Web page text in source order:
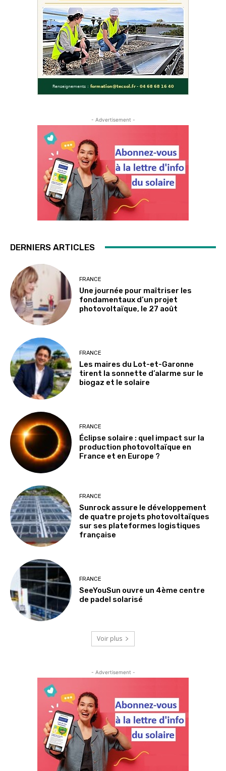
- Advertisement -
DERNIERS ARTICLES
FRANCE
Une journée pour maîtriser les
fondamentaux d’un projet
photovoltaïque, le 27 août
FRANCE
Les maires du Lot-et-Garonne
tirent la sonnette d’alarme sur le
biogaz et le solaire
FRANCE
Éclipse solaire : quel impact sur la
production photovoltaïque en
France et en Europe ?
FRANCE
Sunrock assure le développement
de quatre projets photovoltaïques
sur ses plateformes logistiques
française
FRANCE
SeeYouSun ouvre un 4ème centre
de padel solarisé
Voir plus
- Advertisement -